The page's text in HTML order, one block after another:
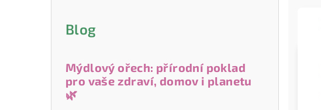
Blog
Mýdlový ořech: přírodní poklad
pro vaše zdraví, domov i planetu
🌿